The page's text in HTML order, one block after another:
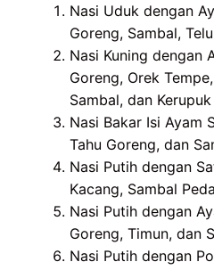
Nasi Uduk dengan
Goreng, Sambal,
Nasi Kuning dengan
Goreng, Orek
Sambal, dan Kerupuk
Nasi Bakar Isi Ayam
Tahu Goreng, dan
Nasi Putih dengan
Kacang, Sambal
Nasi Putih dengan
Goreng, Timun, dan
Nasi Putih dengan